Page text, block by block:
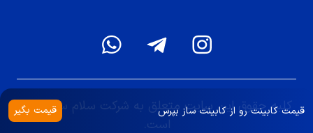
قیمت کابینت رو از کابینت ساز بپرس قیمت بگیر
کلیه حقوق این سایت متعلق به شرکت سلام ساختمان
است.